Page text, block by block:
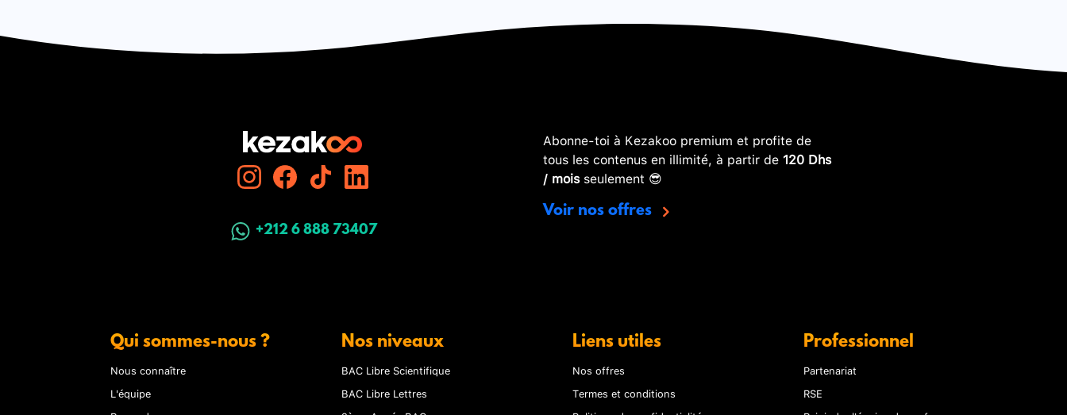
+212 6 888 73407
Abonne-toi à Kezakoo premium et profite de
tous les contenus en illimité, à partir de 120 Dhs
/ moisseulement 😎
Voir nos offres
Qui sommes-nous ?
Nous connaître
L'équipe
Nos niveaux
BAC Libre Scientifique
BAC Libre Lettres
Liens utiles
Nos offres
Termes et conditions
Professionnel
Partenariat
RSE